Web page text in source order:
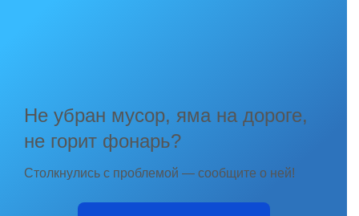
Не убран мусор, яма на дороге,
не горит фонарь?
Столкнулись с проблемой — сообщите о ней!